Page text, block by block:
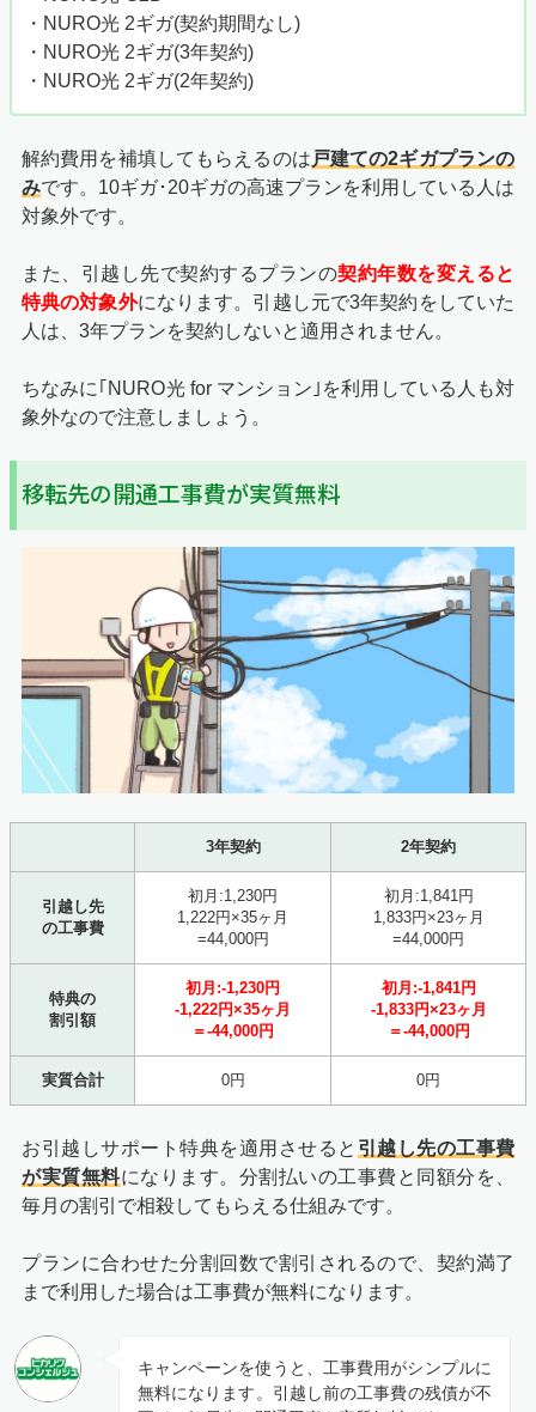
・NURO光 2ギガ(契約期間なし)
・NURO光 2ギガ(3年契約)
・NURO光 2ギガ(2年契約)
解約費用を補填してもらえるのは 戸建ての2ギガプランの
みです。10ギガ･20ギガの高速プランを利用している人は
対象外です。
また、引越し先で契約するプランの契約年数を変えると
特典の対象外になります。引越し元で3年契約をしていた
人は、3年プランを契約しないと適用されません。
ちなみに｢NURO光 for マンション｣を利用している人も対
象外なので注意しましょう。
移転先の開通工事費が実質無料
3年契約 2年契約
引越し先
の工事費
初月:1,230円
1,222円×35ヶ月
=44,000円
初月:1,841円
1,833円×23ヶ月
=44,000円
特典の
割引額
初月:-1,230円
-1,222円×35ヶ月
＝-44,000円
初月:-1,841円
-1,833円×23ヶ月
＝-44,000円
実質合計 0円 0円
お引越しサポート特典を適用させると 引越し先の工事費
が実質無料になります。分割払いの工事費と同額分を、
毎月の割引で相殺してもらえる仕組みです。
プランに合わせた分割回数で割引されるので、契約満了
まで利用した場合は工事費が無料になります。
キャンペーンを使うと、工事費用がシンプルに
無料になります。引越し前の工事費の残債が不